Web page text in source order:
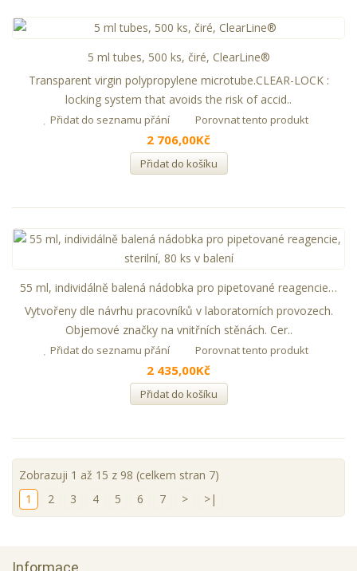
5 ml tubes, 500 ks, čiré, ClearLine®
Transparent virgin polypropylene microtube.CLEAR-LOCK :
locking system that avoids the risk of accid..
Přidat do seznamu přání Porovnat tento produkt
2 706,00Kč
Přidat do košíku
55 ml, individálně balená nádobka pro pipetované reagencie, sterilní, 80 ks v balení
Vytvořeny dle návrhu pracovníků v laboratorních provozech.
Objemové značky na vnitřních stěnách. Cer..
Přidat do seznamu přání Porovnat tento produkt
2 435,00Kč
Přidat do košíku
Zobrazuji 1 až 15 z 98 (celkem stran 7)
1
2 3 4 5 6 7 > >|
Informace